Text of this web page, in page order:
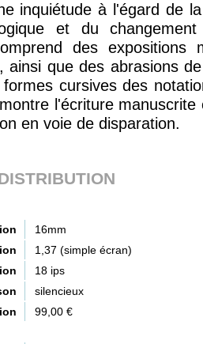
inquiétude à l'égard de
et du
des expositions
ainsi que des abrasions
cursives des
l'écriture manuscrite
en voie de disparation.
16mm
1,37 (simple écran)
18 ips
silencieux
99,00 €